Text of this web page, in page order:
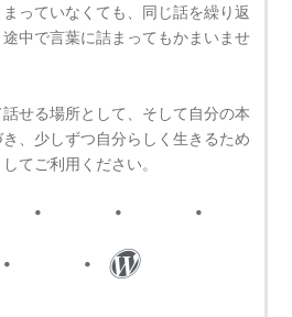
っていなくても、同じ話を繰り返
途中で言葉に詰まってもかまいませ
せる場所として、そして自分の本
、少しずつ自分らしく生きるため
てご利用ください。